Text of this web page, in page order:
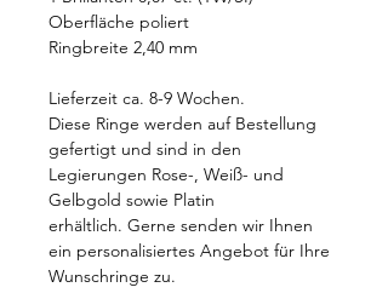
Oberfläche poliert
Ringbreite 2,40 mm
Lieferzeit ca. 8-9 Wochen.
Diese Ringe werden auf Bestellung
gefertigt und sind in den
Legierungen Rose-, Weiß- und
Gelbgold sowie Platin
erhältlich. Gerne senden wir Ihnen
ein personalisiertes Angebot für Ihre
Wunschringe zu.